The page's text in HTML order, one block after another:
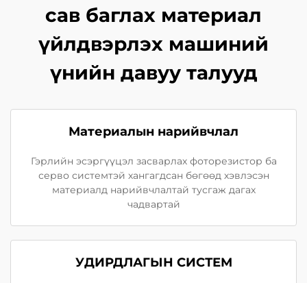
сав баглах материал
үйлдвэрлэх машиний
үнийн давуу талууд
Материалын нарийвчлал
Гэрлийн эсэргүүцэл засварлах фоторезистор ба
серво системтэй хангагдсан бөгөөд хэвлэсэн
материалд нарийвчлалтай тусгаж дагах
чадвартай
УДИРДЛАГЫН СИСТЕМ